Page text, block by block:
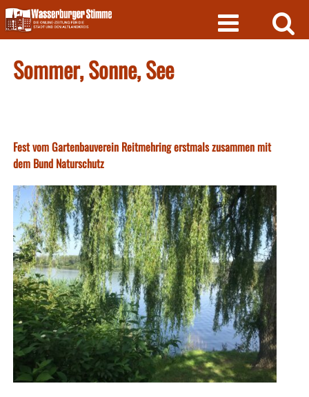
Skip
to
content
Sommer, Sonne, See
Fest vom Gartenbauverein Reitmehring erstmals zusammen mit
dem Bund Naturschutz